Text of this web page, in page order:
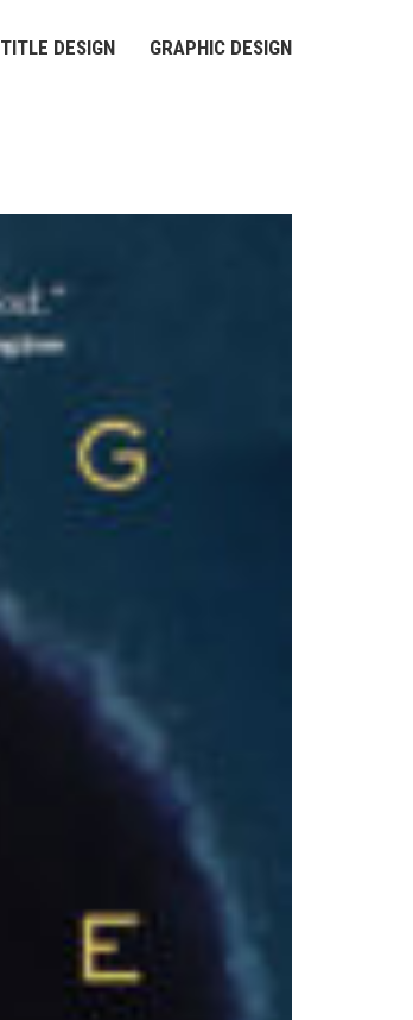
TITLE DESIGN GRAPHIC DESIGN